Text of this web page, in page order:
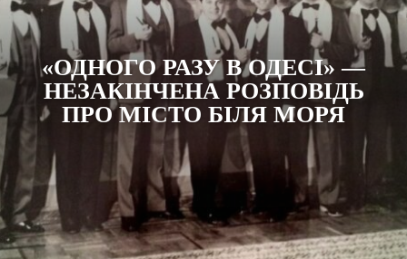
«ОДНОГО РАЗУ В ОДЕСІ» —
НЕЗАКІНЧЕНА РОЗПОВІДЬ
ПРО МІСТО БІЛЯ МОРЯ